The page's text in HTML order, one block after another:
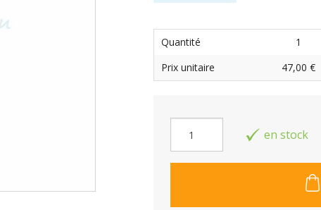
en stock
Quantité 1
Prix unitaire
47,00 €